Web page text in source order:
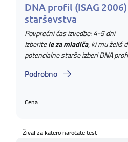
DNA profil (ISAG
starševstva
Povprečni čas izvedbe: 4-5 dni
Izberitele za mladiča, ki mu želiš
potencialne starše izberi DNA
Podrobno
Cena:
Žival za katero naročate test